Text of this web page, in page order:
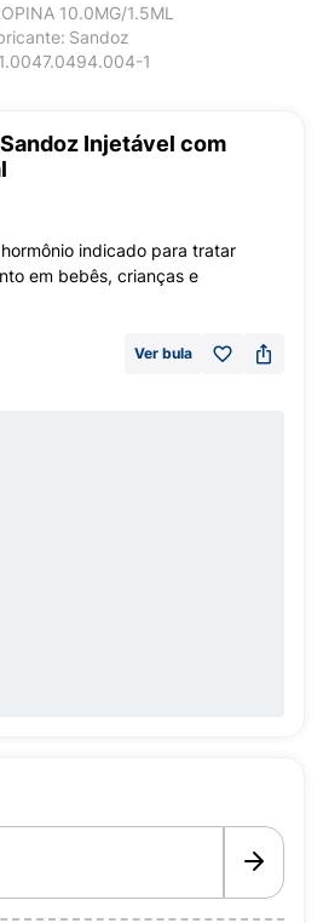
10.0MG/1.5ML
Sandoz
1.0047.0494.004-1
Injetável com
indicado para tratar
em bebês, crianças e
Ver bula